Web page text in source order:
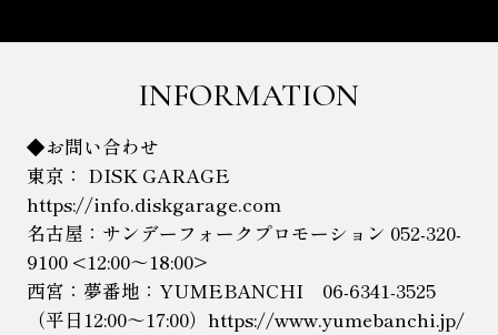
2024年3月 兵庫県立芸術文化センター大ホ
オーケストラとの共演 「工藤静香
2024」を開催。
同年7月、最新オリジナル・アルバム「明
鏡止水」をリリースした。
覧
を
INFORMATION
◆お問い合わせ
東京： DISK GARAGE
https://info.diskgarage.com
名古屋：サンデーフォークプロモーション 052-320-
9100 <12:00～18:00>
西宮：夢番地：YUMEBANCHI 06-6341-3525
（平日12:00～17:00）https://www.yumebanchi.jp/